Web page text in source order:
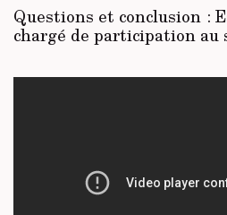
Questions et conclusion :
chargé de participation au